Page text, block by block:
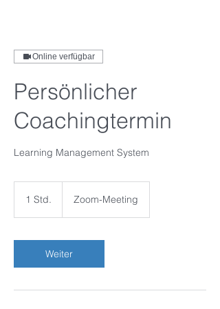
Online verfügbar
Persönlicher
Coachingtermin
Learning Management System
1 Std.
d
Zoom-Meeting
Weiter